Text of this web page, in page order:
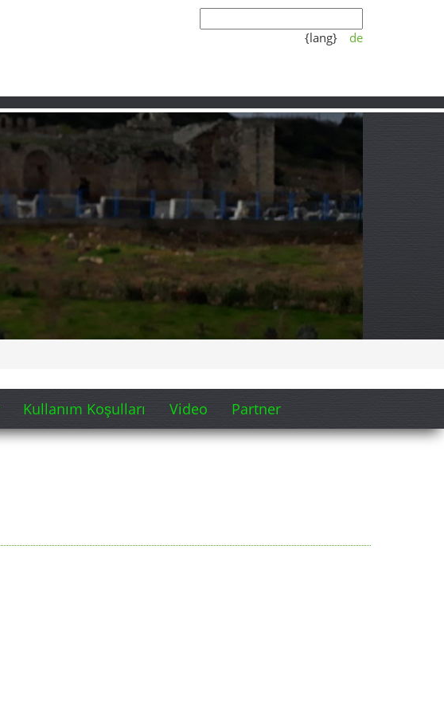
{lang} de
Kullanım Koşulları Video Partner